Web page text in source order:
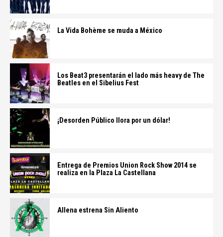
La Vida Bohème se muda a México
Los Beat3 presentarán el lado más heavy de The
Beatles en el Sibelius Fest
¡Desorden Público llora por un dólar!
Entrega de Premios Union Rock Show 2014 se
realiza en la Plaza La Castellana
Allena estrena Sin Aliento